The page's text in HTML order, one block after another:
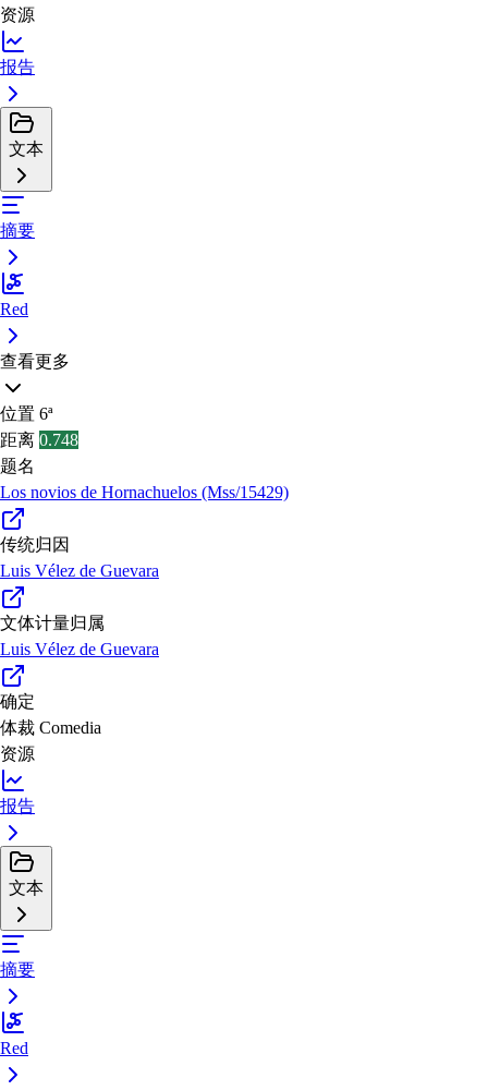
资源
报告
文本
摘要
Red
查看更多
位置 6ª
距离 0.748
题名
Los novios de Hornachuelos (Mss/15429)
传统归因
Luis Vélez de Guevara
文体计量归属
Luis Vélez de Guevara
确定
体裁 Comedia
资源
报告
文本
摘要
Red